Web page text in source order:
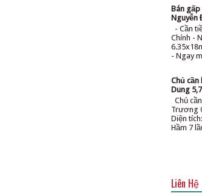
Bán
Nguyễn
- Cần
Chính -
- Ngay
Chủ
Dung
Chủ
Trương
Diện
Hầm 7
Liên Hệ